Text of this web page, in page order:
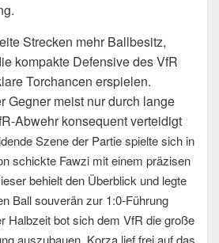
Strecken mehr Ballbesitz,
kompakte Defensive des VfR
Torchancen erspielen.
Gegner meist nur durch lange
Abwehr konsequent verteidigt
Szene der Partie spielte sich in
schickte Fawzi mit einem präzisen
behielt den Überblick und legte
Ball souverän zur 1:0-Führung
Halbzeit bot sich dem VfR die große
auszubauen. Korza lief frei auf das